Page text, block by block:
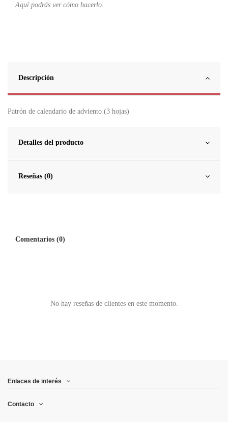
Aquí podrás ver cómo hacerlo.
Descripción
Patrón de calendario de adviento (3 hojas)
Detalles del producto
Reseñas (0)
Comentarios (0)
No hay reseñas de clientes en este momento.
Enlaces de interés
Contacto